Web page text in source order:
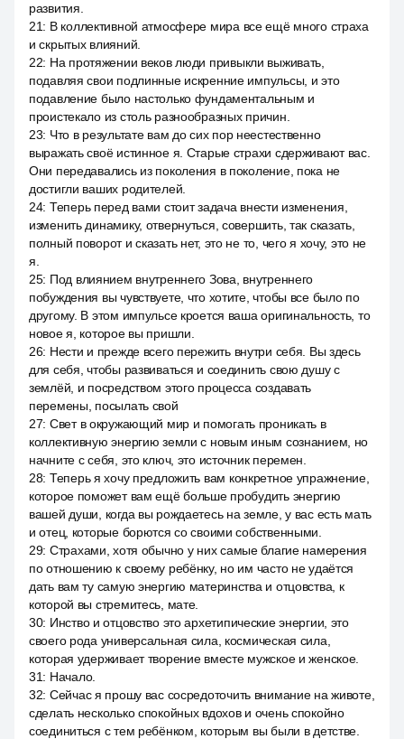
развития.
21: В коллективной атмосфере мира все ещё много страха
и скрытых влияний.
22: На протяжении веков люди привыкли выживать,
подавляя свои подлинные искренние импульсы, и это
подавление было настолько фундаментальным и
проистекало из столь разнообразных причин.
23: Что в результате вам до сих пор неестественно
выражать своё истинное я. Старые страхи сдерживают вас.
Они передавались из поколения в поколение, пока не
достигли ваших родителей.
24: Теперь перед вами стоит задача внести изменения,
изменить динамику, отвернуться, совершить, так сказать,
полный поворот и сказать нет, это не то, чего я хочу, это не
я.
25: Под влиянием внутреннего Зова, внутреннего
побуждения вы чувствуете, что хотите, чтобы все было по
другому. В этом импульсе кроется ваша оригинальность, то
новое я, которое вы пришли.
26: Нести и прежде всего пережить внутри себя. Вы здесь
для себя, чтобы развиваться и соединить свою душу с
землёй, и посредством этого процесса создавать
перемены, посылать свой
27: Свет в окружающий мир и помогать проникать в
коллективную энергию земли с новым иным сознанием, но
начните с себя, это ключ, это источник перемен.
28: Теперь я хочу предложить вам конкретное упражнение,
которое поможет вам ещё больше пробудить энергию
вашей души, когда вы рождаетесь на земле, у вас есть мать
и отец, которые борются со своими собственными.
29: Страхами, хотя обычно у них самые благие намерения
по отношению к своему ребёнку, но им часто не удаётся
дать вам ту самую энергию материнства и отцовства, к
которой вы стремитесь, мате.
30: Инство и отцовство это архетипические энергии, это
своего рода универсальная сила, космическая сила,
которая удерживает творение вместе мужское и женское.
31: Начало.
32: Сейчас я прошу вас сосредоточить внимание на животе,
сделать несколько спокойных вдохов и очень спокойно
соединиться с тем ребёнком, которым вы были в детстве.